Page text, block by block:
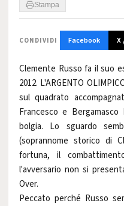
Stampa
CONDIVIDI Facebook X
Clemente Russo fa il suo
2012. L'ARGENTO
sul quadrato
Francesco e
bolgia. Lo sguardo
(soprannome storico di
fortuna, il
l'avversario non si
Over.
Peccato perché Russo